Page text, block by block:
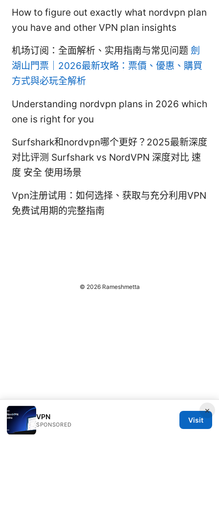
How to figure out exactly what nordvpn plan
you have and other VPN plan insights
机场订阅：全面解析、实用指南与常见问题 劍
湖山門票｜2026最新攻略：票價、優惠、購買
方式與必玩全解析
Understanding nordvpn plans in 2026 which
one is right for you
Surfshark和nordvpn哪个更好？2025最新深度
对比评测 Surfshark vs NordVPN 深度对比 速
度 安全 使用场景
Vpn注册试用：如何选择、获取与充分利用VPN
免费试用期的完整指南
×
VPN
SPONSORED
Visit
© 2026 Rameshmetta